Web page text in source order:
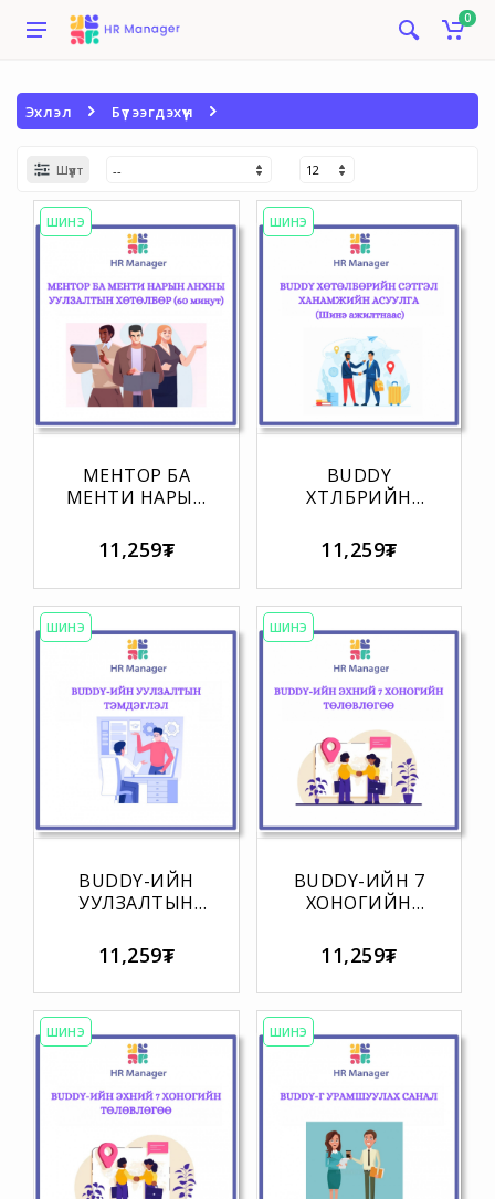
0
Эхлэл Бүтээгдэхүүн
Шүүлт
ШИНЭ
МЕНТОР БА
МЕНТИ НАРЫН
УУЛЗАЛТЫН
ХӨТӨЛБӨР (60
минут)
11,259₮
ШИНЭ
BUDDY
ХӨТӨЛБӨРИЙН
ХАНАМЖИЙН
АСУУЛГА
(Шинэ
ажилтнаас)
11,259₮
ШИНЭ
BUDDY-ИЙН
УУЛЗАЛТЫН
11,259₮
ШИНЭ
BUDDY-ИЙН 7
ХОНОГИЙН
ХУУДАС
(Менежерт)
11,259₮
ШИНЭ ШИНЭ